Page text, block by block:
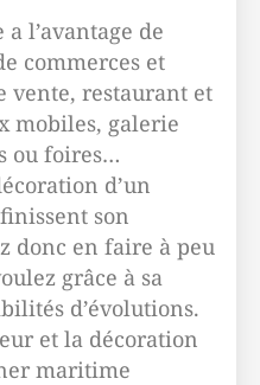
l’avantage de
commerces et
vente, restaurant et
mobiles, galerie
ou foires…
d’un
son
donc en faire à peu
grâce à sa
d’évolutions.
et la décoration
maritime